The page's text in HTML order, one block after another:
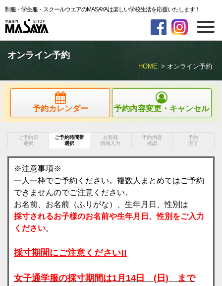
制服・学生服・スクールウエアのMASAYAは楽しい学校生活を応援いたします！
オンライン予約
HOME オンライン予約
予約カレンダー 予約内容変更・キャンセル
ご予約日
選択
ご予約時間帯
選択
お客様
情報入力
予約内容
確認
予約
完了
※注意事項※
一人一枠でご予約ください。複数人まとめてはご予約
できませんのでご注意ください。
お名前、お名前（ふりがな）、生年月日、性別は
採寸されるお子様のお名前や生年月日、性別をご入力
ください。
採寸期間にご注意ください!!
女子通学服の採寸期間は1月14日 (日) まで